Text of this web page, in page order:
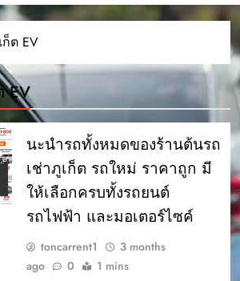
ก็ต EV
EV
นะนำรถทั้งหมดของร้านต้นรถ
เช่าภูเก็ต รถใหม่ ราคาถูก มี
ให้เลือกครบทั้งรถยนต์
รถไฟฟ้า และมอเตอร์ไซค์
toncarrent1
3 months
ago
0 1 mins